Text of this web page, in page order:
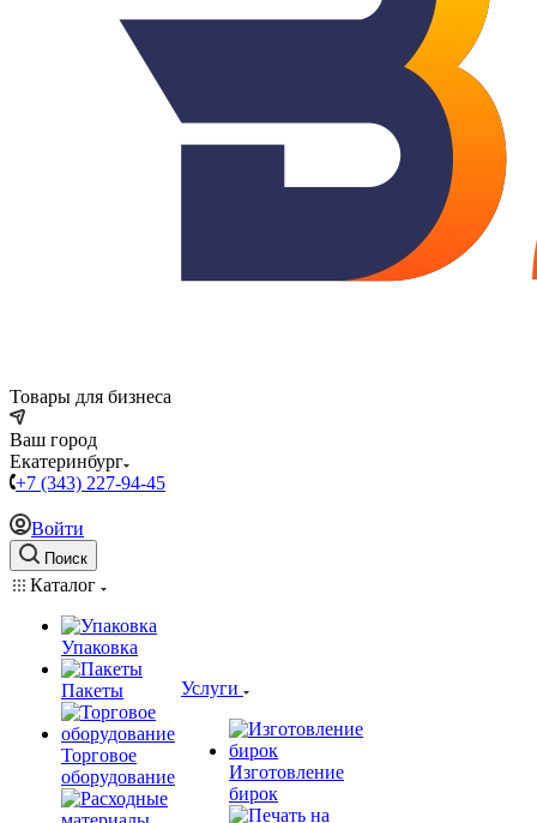
Товары для бизнеса
Ваш город
Екатеринбург
+7 (343) 227-94-45
Войти
Поиск
Каталог
Упаковка
Пакеты
Торговое
оборудование
Услуги
Изготовление
бирок